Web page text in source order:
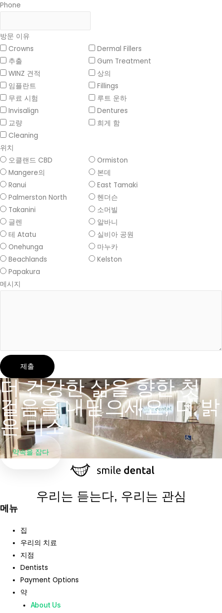
Phone
방문 이유
Crowns
Dermal Fillers
추출
Gum Treatment
WINZ 견적
상의
임플란트
Fillings
무료 시험
루트 운하
Invisalign
Dentures
교량
희게 함
Cleaning
위치
오클랜드 CBD
Ormiston
Mangere의
본데
Ranui
East Tamaki
Palmerston North
헨더슨
Takanini
소머빌
글렌
알바니
테 Atatu
실비아 공원
Onehunga
마누카
Beachlands
Kelston
Papakura
메시지
제출
더 건강한 삶을 향한 첫
걸음을 내딛으세요, 더 밝
은 미소
약속을 잡다
우리는 듣는다, 우리는 관심
메뉴
집
우리의 치료
지점
Dentists
Payment Options
약
About Us